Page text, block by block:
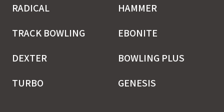
RADICAL
HAMMER
TRACK BOWLING
EBONITE
DEXTER
BOWLING PLUS
TURBO
GENESIS